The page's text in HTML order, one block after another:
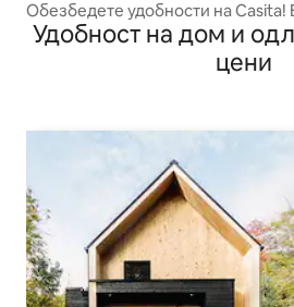
Обезбедете удобности на Casita!
Стариот град и знаменитости!
Удобност на дом и
цени